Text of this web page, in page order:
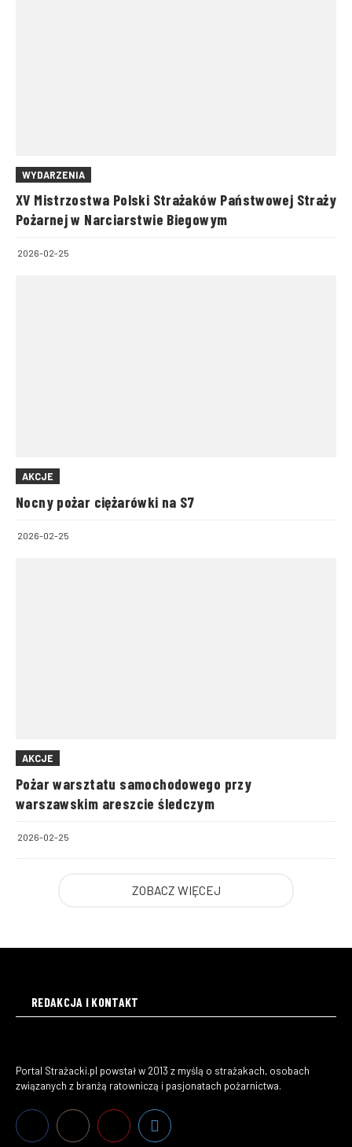
WYDARZENIA
XV Mistrzostwa Polski Strażaków Państwowej Straży
Pożarnej w Narciarstwie Biegowym
2026-02-25
AKCJE
Nocny pożar ciężarówki na S7
2026-02-25
AKCJE
Pożar warsztatu samochodowego przy
warszawskim areszcie śledczym
2026-02-25
ZOBACZ WIĘCEJ
REDAKCJA I KONTAKT
Portal Strażacki.pl powstał w 2013 z myślą o strażakach, osobach
związanych z branżą ratowniczą i pasjonatach pożarnictwa.